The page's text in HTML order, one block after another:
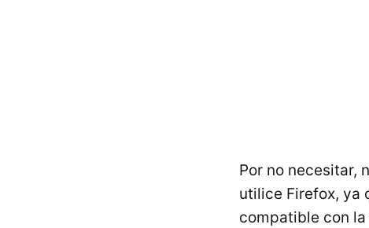
Por no necesitar,
utilice Firefox, ya
compatible con